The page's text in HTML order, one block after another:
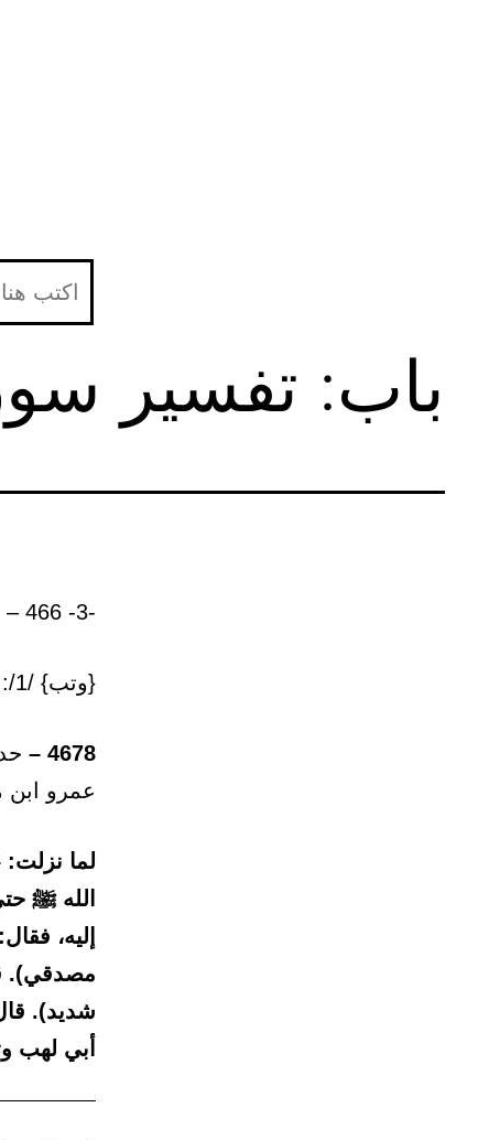
باب: تفسير
-3- 466 – باب: تفسير سورة: {تبت يدا أبي لهب}. (المسد)
{وتب} /1/: خسر. {تباب} /غافر: 37/: خسران. {تتبيب} /هود: 101/: تدمير.
4678 –
عمرو ابن
لما
الله ﷺ
إليه،
مصدقي).
شديد).
أبي لهب